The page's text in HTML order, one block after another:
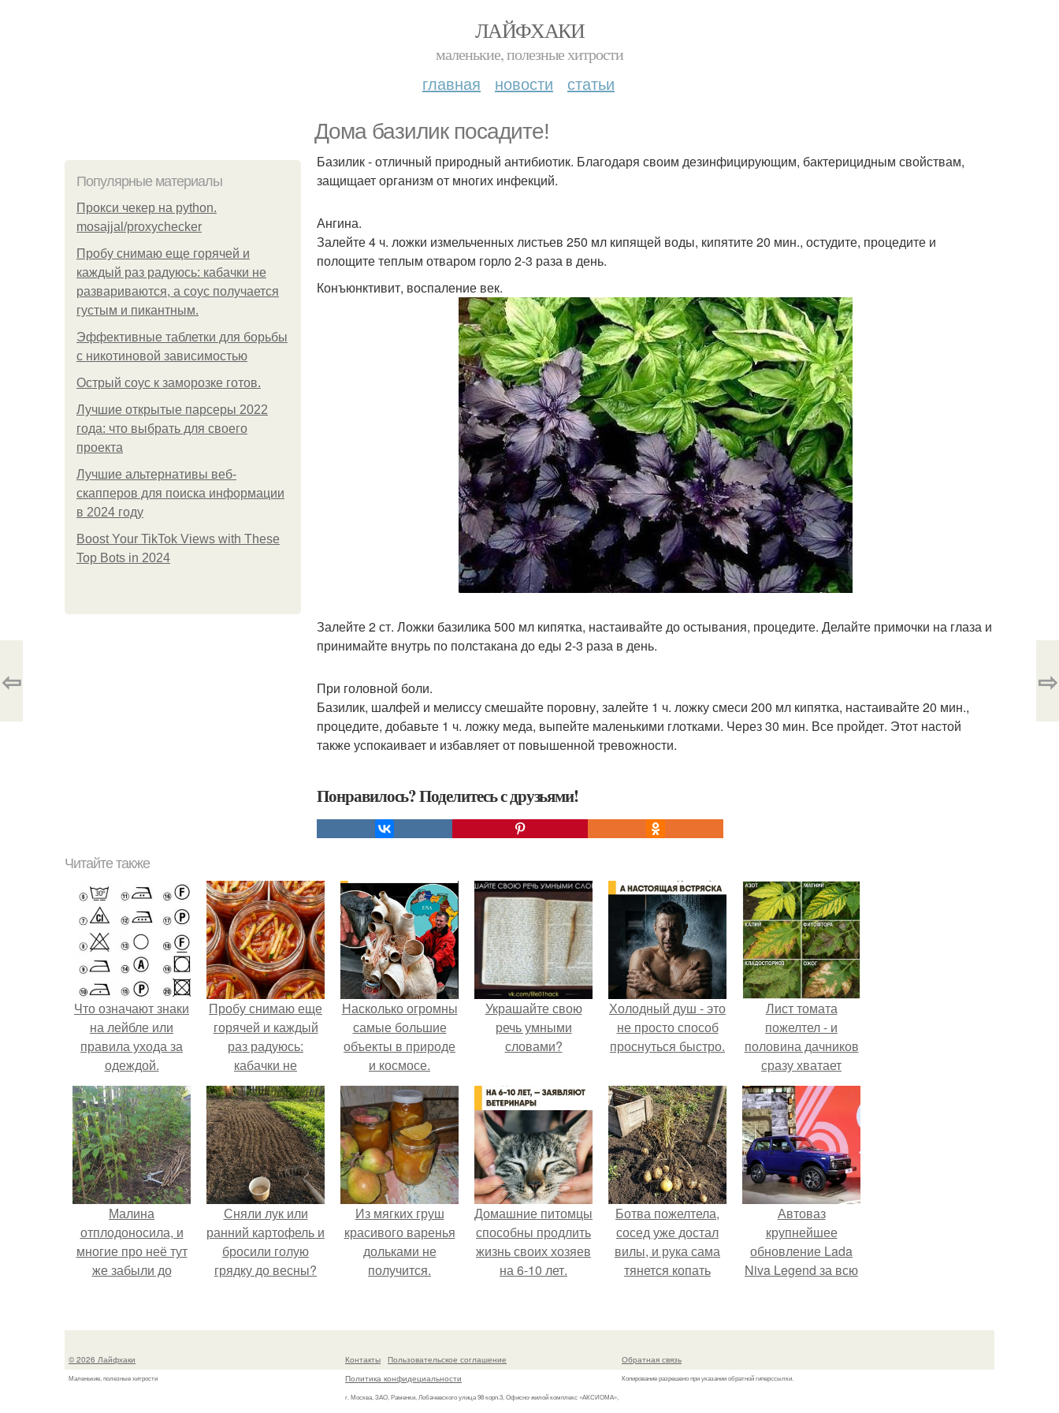
ЛАЙФХАКИ
маленькие, полезные хитрости
главная новости статьи
Дома базилик посадите!
Популярные материалы
Прокси чекер на python.
mosajjal/proxychecker
Пробу снимаю еще горячей и
каждый раз радуюсь: кабачки не
развариваются, а соус получается
густым и пикантным.
Эффективные таблетки для борьбы
с никотиновой зависимостью
Острый соус к заморозке готов.
Лучшие открытые парсеры 2022
года: что выбрать для своего
проекта
Лучшие альтернативы веб-
скапперов для поиска информации
в 2024 году
Boost Your TikTok Views with These
Top Bots in 2024
Базилик - отличный природный антибиотик. Благодаря своим дезинфицирующим, бактерицидным свойствам,
защищает организм от многих инфекций.
Ангина.
Залейте 4 ч. ложки измельченных листьев 250 мл кипящей воды, кипятите 20 мин., остудите, процедите и
полощите теплым отваром горло 2-3 раза в день.
Конъюнктивит, воспаление век.
Залейте 2 ст. Ложки базилика 500 мл кипятка, настаивайте до остывания, процедите. Делайте примочки на глаза и
принимайте внутрь по полстакана до еды 2-3 раза в день.
При головной боли.
Базилик, шалфей и мелиссу смешайте поровну, залейте 1 ч. ложку смеси 200 мл кипятка, настаивайте 20 мин.,
процедите, добавьте 1 ч. ложку меда, выпейте маленькими глотками. Через 30 мин. Все пройдет. Этот настой
также успокаивает и избавляет от повышенной тревожности.
Понравилось? Поделитесь с друзьями!
⇦ ⇨
Читайте также
Что означают знаки
на лейбле или
правила ухода за
одеждой.
Пробу снимаю еще
горячей и каждый
раз радуюсь:
кабачки не
развариваются, а
соус получается
густым и
пикантным.
Насколько огромны
самые большие
объекты в природе
и космосе.
Украшайте свою
речь умными
словами?
Холодный душ - это
не просто способ
проснуться быстро.
Лист томата
пожелтел - и
половина дачников
сразу хватает
удобрение.
Малина
отплодоносила, и
многие про неё тут
же забыли до
Сняли лук или
ранний картофель и
бросили голую
грядку до весны?
Из мягких груш
красивого варенья
дольками не
получится.
Домашние питомцы
способны продлить
жизнь своих хозяев
на 6-10 лет.
Ботва пожелтела,
сосед уже достал
вилы, и рука сама
тянется копать
Автоваз
крупнейшее
обновление Lada
Niva Legend за всю
© 2026 Лайфхаки
Маленькие, полезные хитрости
Контакты
Пользовательское соглашение
Политика конфидециальности
г. Москва, ЗАО, Раменки, Лобачевского улица 98 корп.3, Офисно-жилой комплекс «АКСИОМА»,
Обратная связь
Копирование разрешено при указании обратной гиперссылки.